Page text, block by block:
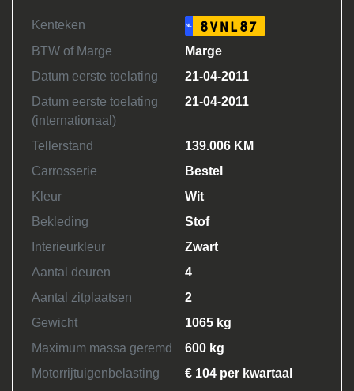
Kenteken NL 8VNL87
BTW of Marge
Marge
Datum eerste toelating
21-04-2011
Datum eerste toelating
(internationaal)
21-04-2011
Tellerstand
139.006 KM
Carrosserie
Bestel
Kleur
Wit
Bekleding
Stof
Interieurkleur
Zwart
Aantal deuren
4
Aantal zitplaatsen
2
Gewicht
1065 kg
Maximum massa geremd
600 kg
Motorrijtuigenbelasting
€ 104 per kwartaal